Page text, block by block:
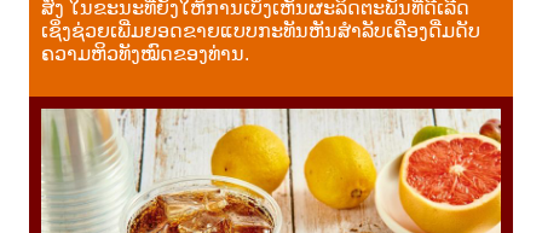
ສົ່ງ ໃນຂະນະທີ່ຍັງໃຫ້ການເບິ່ງເຫັນຜະລິດຕະພັນທີ່ດີເລີດ
ເຊິ່ງຊ່ວຍເພີ່ມຍອດຂາຍແບບກະທັນຫັນສຳລັບເຄື່ອງດື່ມດັບ
ຄວາມຫິວທັງໝົດຂອງທ່ານ.